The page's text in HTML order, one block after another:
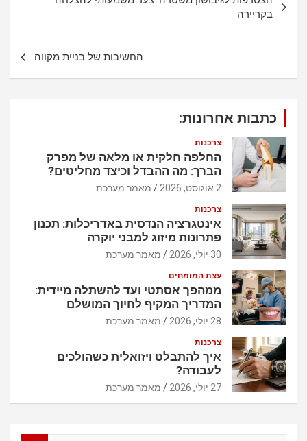
o
o
A
p
ו
ט
בקריירה
החשיבות של בניית מקווה
כתבות אחרונות:
צרכנות
החלפה חלקית או מלאה של מפרק
הברך: מה ההבדל וכיצד מחליטים?
2 אוגוסט, 2026 מאמר מערכת
צרכנות
אינטגרציה הנדסית באדריכלות: תכנון
פתרונות מיזוג למבני יוקרה
30 יולי, 2026 מאמר מערכת
עצת המומחים
ממהפך אסתטי ועד להשתלה מיידית:
המדריך המקיף לחיוך המושלם
28 יולי, 2026 מאמר מערכת
צרכנות
איך להתבלט ויזואלית כשהולכים
לעבודה?
27 יולי, 2026 מאמר מערכת